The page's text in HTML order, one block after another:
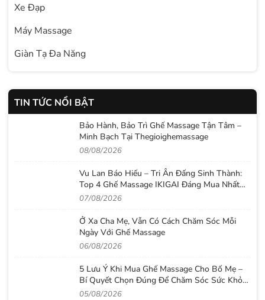
Xe Đạp
Máy Massage
Giàn Tạ Đa Năng
TIN TỨC NỔI BẬT
Bảo Hành, Bảo Trì Ghế Massage Tận Tâm –
Minh Bạch Tại Thegioighemassage
08/08/2026
Vu Lan Báo Hiếu – Tri Ân Đấng Sinh Thành:
Top 4 Ghế Massage IKIGAI Đáng Mua Nhất
2026
07/08/2026
Ở Xa Cha Mẹ, Vẫn Có Cách Chăm Sóc Mỗi
Ngày Với Ghế Massage
06/08/2026
5 Lưu Ý Khi Mua Ghế Massage Cho Bố Mẹ –
Bí Quyết Chọn Đúng Để Chăm Sóc Sức Khỏe
Lâu Dài
05/08/2026